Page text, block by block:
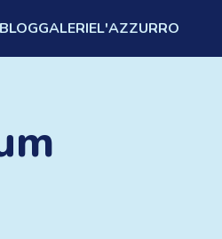
BLOGGALERIEL'AZZURRO